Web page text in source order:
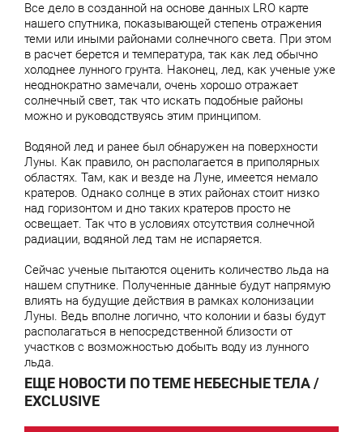
Все дело в созданной на основе данных LRO карте
нашего спутника, показывающей степень отражения
теми или иными районами солнечного света. При этом
в расчет берется и температура, так как лед обычно
холоднее лунного грунта. Наконец, лед, как ученые уже
неоднократно замечали, очень хорошо отражает
солнечный свет, так что искать подобные районы
можно и руководствуясь этим принципом.
Водяной лед и ранее был обнаружен на поверхности
Луны. Как правило, он располагается в приполярных
областях. Там, как и везде на Луне, имеется немало
кратеров. Однако солнце в этих районах стоит низко
над горизонтом и дно таких кратеров просто не
освещает. Так что в условиях отсутствия солнечной
радиации, водяной лед там не испаряется.
Сейчас ученые пытаются оценить количество льда на
нашем спутнике. Полученные данные будут напрямую
влиять на будущие действия в рамках колонизации
Луны. Ведь вполне логично, что колонии и базы будут
располагаться в непосредственной близости от
участков с возможностью добыть воду из лунного
льда.
ЕЩЕ НОВОСТИ ПО ТЕМЕ НЕБЕСНЫЕ ТЕЛА /
EXCLUSIVE